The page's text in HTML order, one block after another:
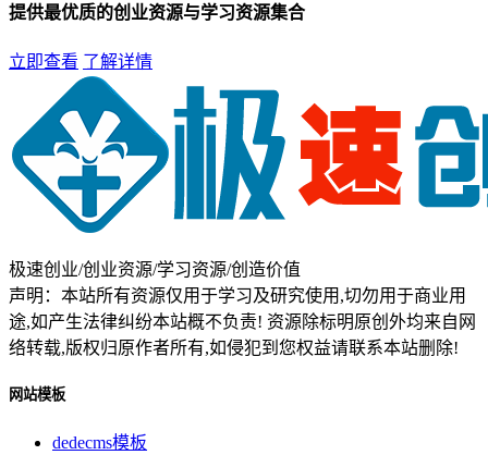
提供最优质的创业资源与学习资源集合
立即查看 了解详情
极速创业/创业资源/学习资源/创造价值
声明：本站所有资源仅用于学习及研究使用,切勿用于商业用
途,如产生法律纠纷本站概不负责! 资源除标明原创外均来自网
络转载,版权归原作者所有,如侵犯到您权益请联系本站删除!
网站模板
dedecms模板